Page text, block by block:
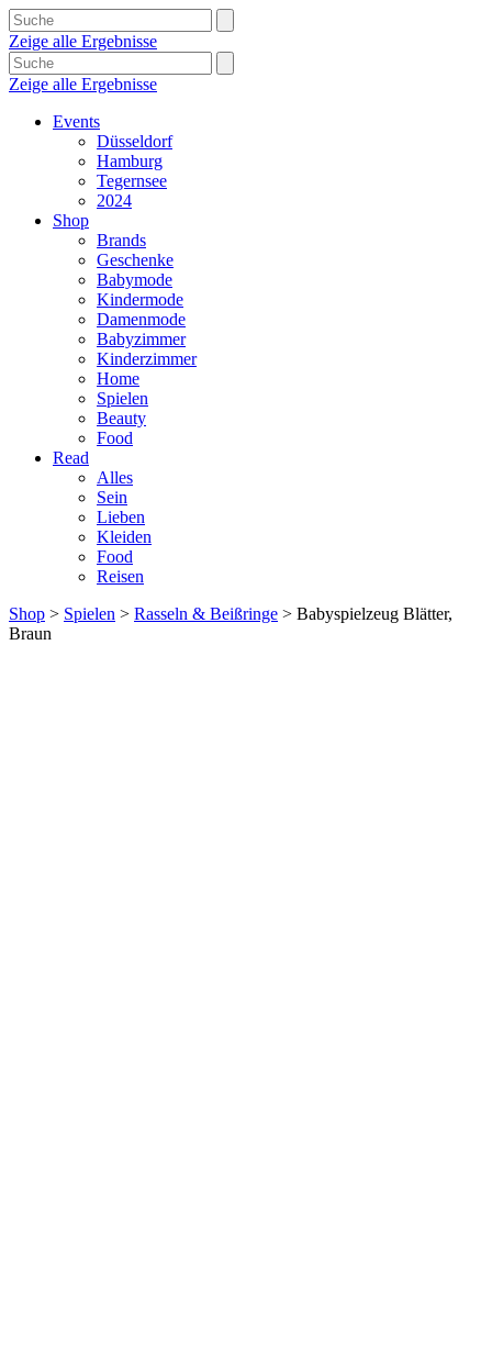
Zeige alle Ergebnisse
Zeige alle Ergebnisse
Events
Düsseldorf
Hamburg
Tegernsee
2024
Shop
Brands
Geschenke
Babymode
Kindermode
Damenmode
Babyzimmer
Kinderzimmer
Home
Spielen
Beauty
Food
Read
Alles
Sein
Lieben
Kleiden
Food
Reisen
Shop > Spielen > Rasseln & Beißringe > Babyspielzeug Blätter,
Braun